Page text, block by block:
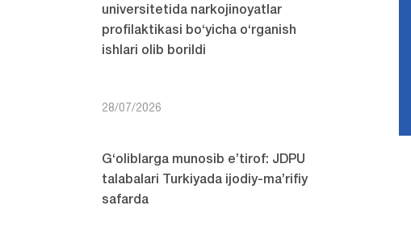
universitetida narkojinoyatlar
profilaktikasi bo‘yicha o‘rganish
ishlari olib borildi
28/07/2026
G‘oliblarga munosib e’tirof: JDPU
talabalari Turkiyada ijodiy-ma’rifiy
safarda